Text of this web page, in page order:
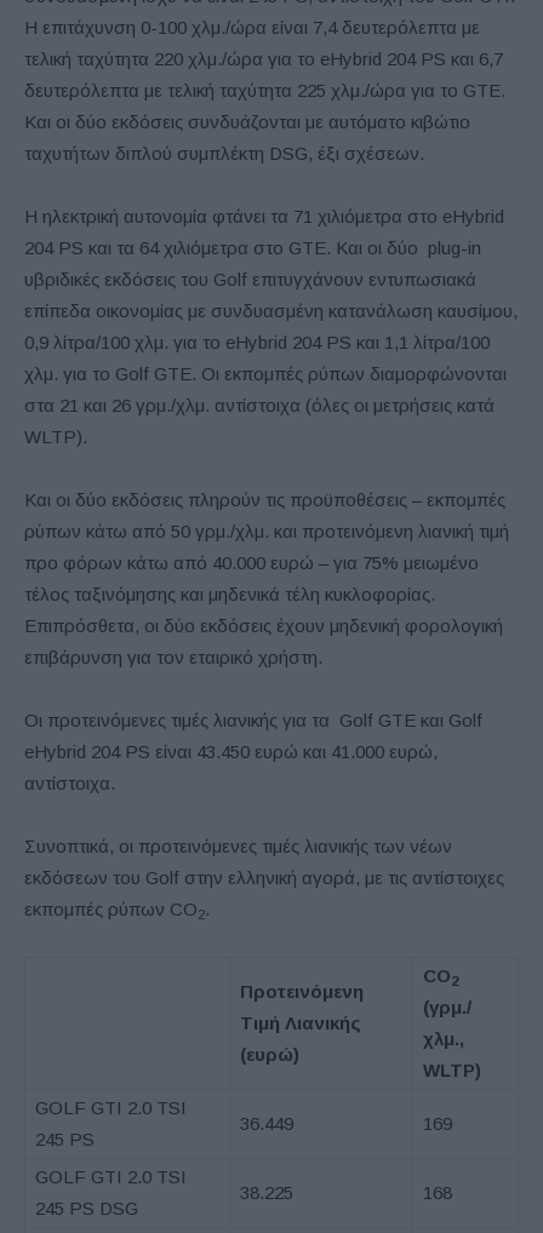
Η επιτάχυνση 0-100 χλμ./ώρα είναι 7,4 δευτερόλεπτα με
τελική ταχύτητα 220 χλμ./ώρα για το eHybrid 204 PS και 6,7
δευτερόλεπτα με τελική ταχύτητα 225 χλμ./ώρα για το GTE.
Και οι δύο εκδόσεις συνδυάζονται με αυτόματο κιβώτιο
ταχυτήτων διπλού συμπλέκτη DSG, έξι σχέσεων.
Η ηλεκτρική αυτονομία φτάνει τα 71 χιλιόμετρα στο eHybrid
204 PS και τα 64 χιλιόμετρα στο GTE. Και οι δύο plug-in
υβριδικές εκδόσεις του Golf επιτυγχάνουν εντυπωσιακά
επίπεδα οικονομίας με συνδυασμένη κατανάλωση καυσίμου,
0,9 λίτρα/100 χλμ. για το eHybrid 204 PS και 1,1 λίτρα/100
χλμ. για το Golf GTE. Οι εκπομπές ρύπων διαμορφώνονται
στα 21 και 26 γρμ./χλμ. αντίστοιχα (όλες οι μετρήσεις κατά
WLTP).
Και οι δύο εκδόσεις πληρούν τις προϋποθέσεις – εκπομπές
ρύπων κάτω από 50 γρμ./χλμ. και προτεινόμενη λιανική τιμή
προ φόρων κάτω από 40.000 ευρώ – για 75% μειωμένο
τέλος ταξινόμησης και μηδενικά τέλη κυκλοφορίας.
Επιπρόσθετα, οι δύο εκδόσεις έχουν μηδενική φορολογική
επιβάρυνση για τον εταιρικό χρήστη.
Οι προτεινόμενες τιμές λιανικής για τα Golf GTE και Golf
eHybrid 204 PS είναι 43.450 ευρώ και 41.000 ευρώ,
αντίστοιχα.
Συνοπτικά, οι προτεινόμενες τιμές λιανικής των νέων
εκδόσεων του Golf στην ελληνική αγορά, με τις αντίστοιχες
εκπομπές ρύπων CO2.
Προτεινόμενη
Τιμή Λιανικής
(ευρώ)
CO2
(γρμ./
χλμ.,
WLTP)
GOLF GTI 2.0 TSI
245 PS
36.449 169
GOLF GTI 2.0 TSI
245 PS DSG
38.225 168